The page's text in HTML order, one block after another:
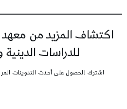
اكتشاف المزيد من معهد
للدراسات
اشترك للحصول على أحدث التدوينات